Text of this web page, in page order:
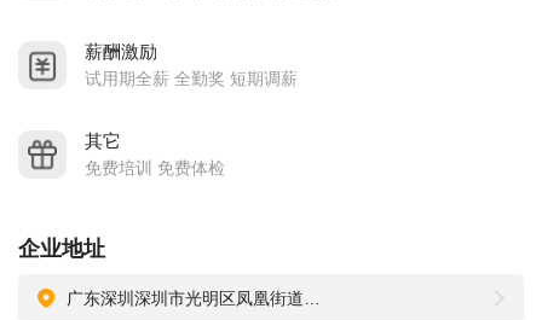
人员总数的30%;拥有全自动精密五金冲床20台，全自动注塑成
型机10台，精密沙迪克慢走丝3台,精密平面大水磨2台,细孔放电
机2台,精密磨床8台，自动插PIN机20台，组装生产线10条及其
它各式冲压机台和各种先进检测治具、工具、投影机等附属设
组装制造、售后服务一体化之经营体系，能快速开发制作各种
深圳市尖端科技有限公司始终高扬“品质第一、诚信待人、
薪酬激励
试用期全薪 全勤奖 短期调薪
其它
免费培训 免费体检
企业地址